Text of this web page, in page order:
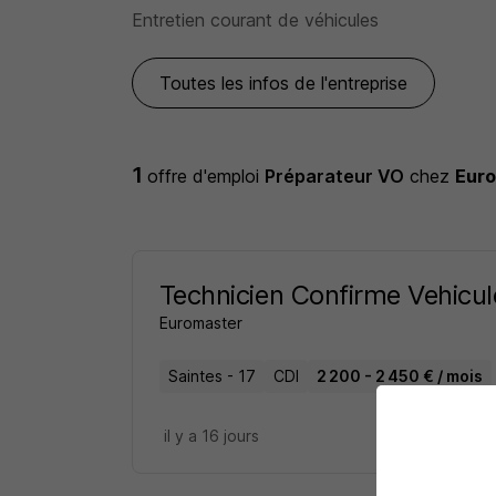
Entretien courant de véhicules
Toutes les infos de l'entreprise
1offre d'emploi Préparateur VO chez
Technicien Confirme
Euromaster
Saintes - 17 CDI 2 200 - 2 450 € / mois
il y a 16 jours